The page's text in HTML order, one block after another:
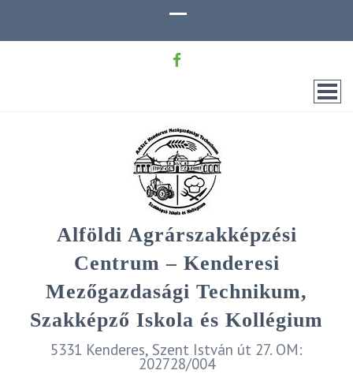
Alföldi Agrárszakképzési
Centrum – Kenderesi
Mezőgazdasági Technikum,
Szakképző Iskola és Kollégium
5331 Kenderes, Szent István út 27. OM:
202728/004